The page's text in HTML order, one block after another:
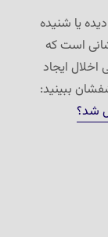
یا شنیده
است که
اخلال ایجاد
ببینید:
شد؟